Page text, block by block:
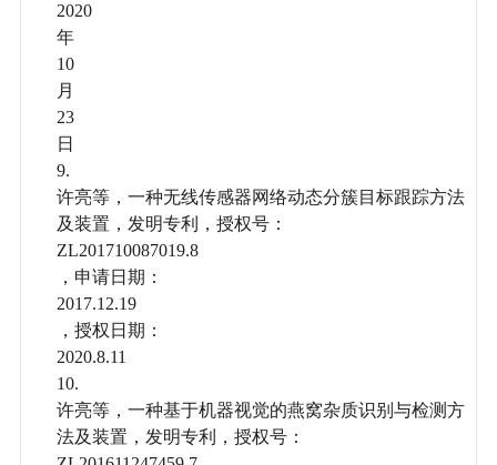
2020
年
10
月
23
日
9.
许亮等，一种无线传感器网络动态分簇目标跟踪方法
及装置，发明专利，授权号：
ZL201710087019.8
，申请日期：
2017.12.19
，授权日期：
2020.8.11
10.
许亮等，一种基于机器视觉的燕窝杂质识别与检测方
法及装置，发明专利，授权号：